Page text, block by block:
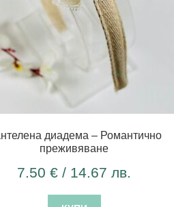
диадема – Романтично
преживяване
7.50€ / 14.67 лв.